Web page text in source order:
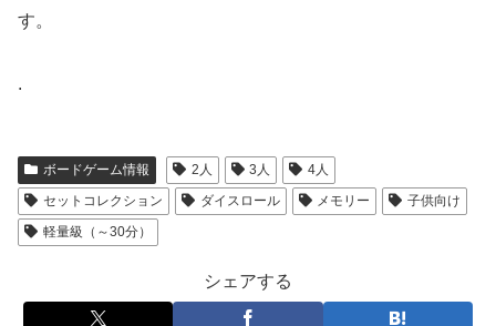
す。
.
ボードゲーム情報 2人 3人
4人
セットコレクション
ダイスロール メモリー
子供向け
軽量級（～30分）
シェアする